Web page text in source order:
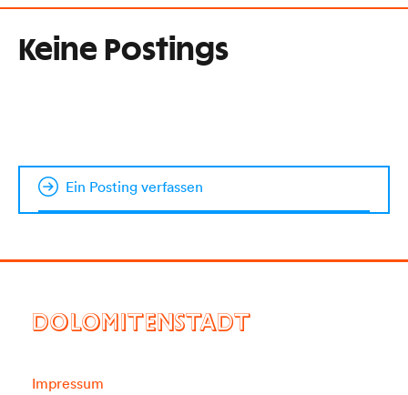
Keine Postings
Ein Posting verfassen
DOLOMITENSTADT
Impressum